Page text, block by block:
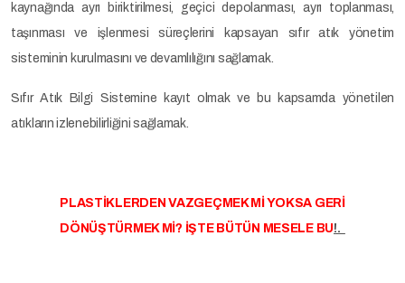
kaynağında ayrı biriktirilmesi, geçici depolanması, ayrı toplanması,
taşınması ve işlenmesi süreçlerini kapsayan sıfır atık yönetim
sisteminin kurulmasını ve devamlılığını sağlamak.
Sıfır Atık Bilgi Sistemine kayıt olmak ve bu kapsamda yönetilen
atıkların izlenebilirliğini sağlamak.
PLASTİKLERDEN VAZGEÇMEK Mİ YOKSA GERİ
DÖNÜŞTÜRMEK Mİ? İŞTE BÜTÜN MESELE BU!.